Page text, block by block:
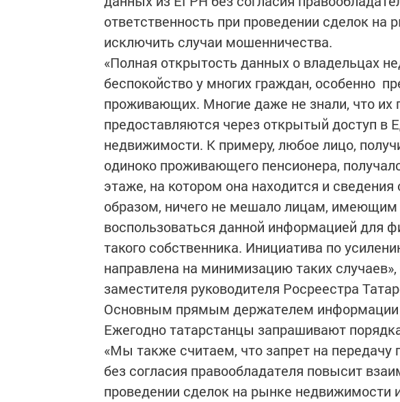
ответственность при проведении сделок
исключить случаи мошенничества.
«Полная открытость данных о владельцах
беспокойство у многих граждан, особенно
проживающих. Многие даже не знали, что их
предоставляются через открытый доступ в
недвижимости. К примеру, любое лицо,
одиноко проживающего пенсионера,
этаже, на котором она находится и
образом, ничего не мешало лицам,
воспользоваться данной информацией для
такого собственника. Инициатива по
направлена на минимизацию таких
заместителя руководителя Росреестра
Основным прямым держателем информации
Ежегодно татарстанцы запрашивают
«Мы также считаем, что запрет на
без согласия правообладателя повысит
проведении сделок на рынке недвижимости